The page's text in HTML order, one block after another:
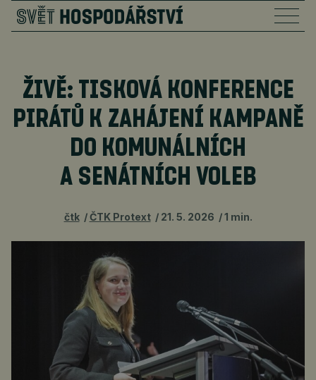
ŽIVĚ: TISKOVÁ KONFERENCE
PIRÁTŮ K ZAHÁJENÍ KAMPANĚ
DO KOMUNÁLNÍCH
A SENÁTNÍCH VOLEB
čtk ČTK Protext 21. 5. 2026 1 min.